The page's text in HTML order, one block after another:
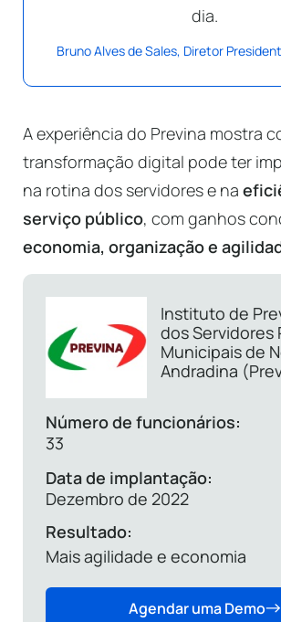
dia.
Bruno Alves de Sales, Diretor
A experiência do Previna mostra
transformação digital pode ter
na rotina dos servidores e na
serviço público, com ganhos
economia, organização e
Instituto de
dos Servidores
Municipais de
Andradina
Número de funcionários:
33
Data de implantação:
Dezembro de 2022
Resultado:
Mais agilidade e economia
Agendar uma Demo